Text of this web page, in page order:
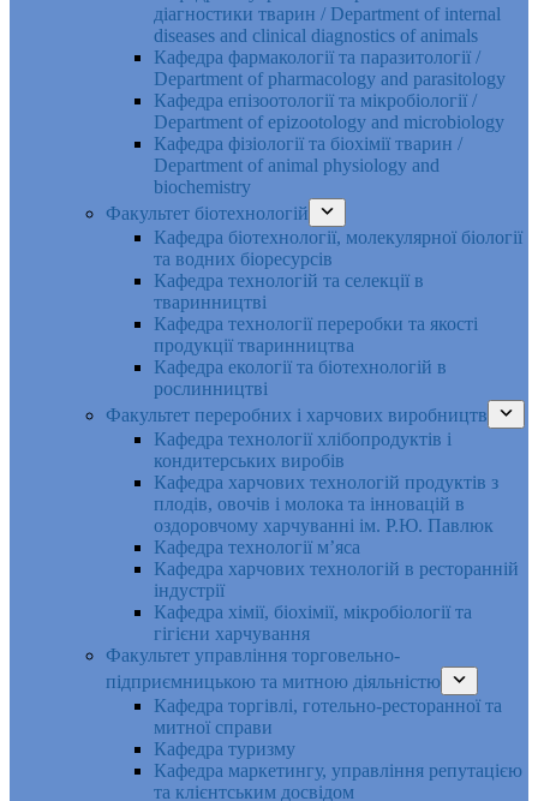
діагностики тварин / Department of internal
diseases and clinical diagnostics of animals
Кафедра фармакології та паразитології /
Department of pharmacology and parasitology
Кафедра епізоотології та мікробіології /
Department of epizootology and microbiology
Кафедра фізіології та біохімії тварин /
Department of animal physiology and
biochemistry
Факультет біотехнологій
Кафедра біотехнології, молекулярної біології
та водних біоресурсів
Кафедра технологій та селекції в
тваринництві
Кафедра технології переробки та якості
продукції тваринництва
Кафедра екології та біотехнологій в
рослинництві
Факультет переробних і харчових виробництв
Кафедра технології хлібопродуктів і
кондитерських виробів
Кафедра харчових технологій продуктів з
плодів, овочів і молока та інновацій в
оздоровчому харчуванні ім. Р.Ю. Павлюк
Кафедра технології м’яса
Кафедра харчових технологій в ресторанній
індустрії
Кафедра хімії, біохімії, мікробіології та
гігієни харчування
Факультет управління торговельно-
підприємницькою та митною діяльністю
Кафедра торгівлі, готельно-ресторанної та
митної справи
Кафедра туризму
Кафедра маркетингу, управління репутацією
та клієнтським досвідом